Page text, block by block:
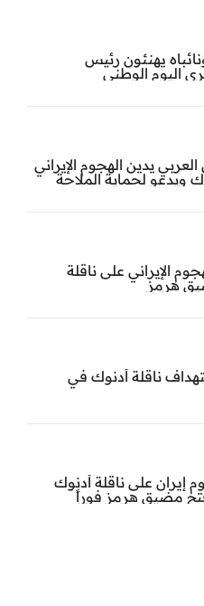
يهنئون رئيس
اليوم الوطني
يدين الهجوم الإيراني
ويدعو لحماية الملاحة
الإيراني على ناقلة
هرمز
ناقلة أدنوك في
إيران على ناقلة أدنوك
فتح مضيق هرمز فوراً